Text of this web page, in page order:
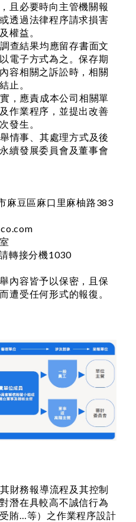
且必要時向主管機關報
透過法律程序請求損害
權益。
查結果均應留存書面文
電子方式為之。保存期
容相關之訴訟時，相關
止。
，應責成本公司相關單
作業程序，並提出改善
發生。
情事、其處理方式及後
續發展委員會及董事會
麻豆區麻口里麻柚路383
轉接分機1030
內容皆予以保密，且保
遭受任何形式的報復。
財務報導流程及其控制
潛在具較高不誠信行為
賄…等）之作業程序設計